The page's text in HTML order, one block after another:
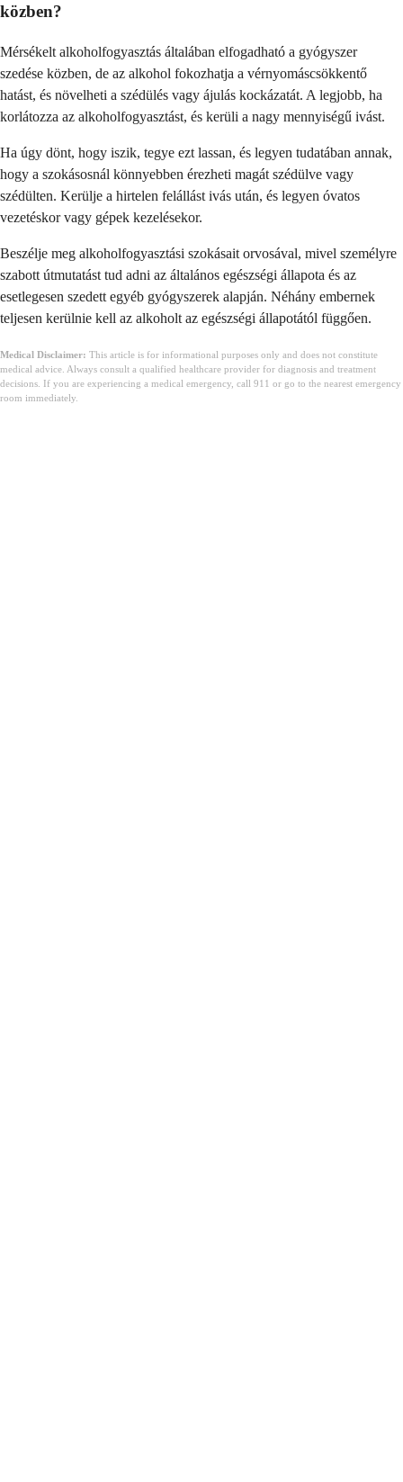
közben?
Mérsékelt alkoholfogyasztás általában elfogadható a gyógyszer
szedése közben, de az alkohol fokozhatja a vérnyomáscsökkentő
hatást, és növelheti a szédülés vagy ájulás kockázatát. A legjobb, ha
korlátozza az alkoholfogyasztást, és kerüli a nagy mennyiségű ivást.
Ha úgy dönt, hogy iszik, tegye ezt lassan, és legyen tudatában annak,
hogy a szokásosnál könnyebben érezheti magát szédülve vagy
szédülten. Kerülje a hirtelen felállást ivás után, és legyen óvatos
vezetéskor vagy gépek kezelésekor.
Beszélje meg alkoholfogyasztási szokásait orvosával, mivel személyre
szabott útmutatást tud adni az általános egészségi állapota és az
esetlegesen szedett egyéb gyógyszerek alapján. Néhány embernek
teljesen kerülnie kell az alkoholt az egészségi állapotától függően.
Medical Disclaimer: This article is for informational purposes only and does not constitute
medical advice. Always consult a qualified healthcare provider for diagnosis and treatment
decisions. If you are experiencing a medical emergency, call 911 or go to the nearest emergency
room immediately.